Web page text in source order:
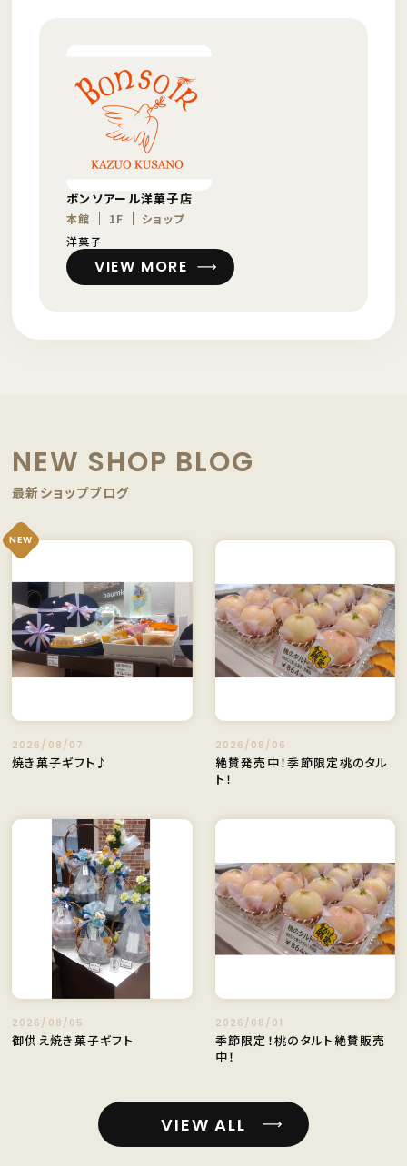
ボンソアール洋菓子店
本館 1F
ショップ
洋菓子
VIEW MORE
NEW SHOP BLOG
最新ショップブログ
NEW
2026/08/07
焼き菓子ギフト♪
2026/08/06
絶賛発売中！季節限定桃のタル
ト！
2026/08/05
御供え焼き菓子ギフト
2026/08/01
季節限定！桃のタルト絶賛販売
中！
VIEW ALL